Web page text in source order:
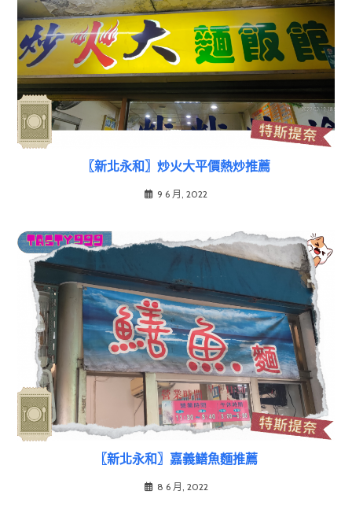
〖新北永和〗炒火大平價熱炒推薦
9 6 月, 2022
〖新北永和〗嘉義鱔魚麵推薦
8 6 月, 2022